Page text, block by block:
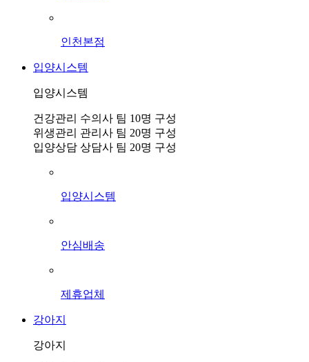
인천본점
입양시스템
입양시스템
건강관리 수의사 팀 10명 구성
위생관리 관리사 팀 20명 구성
입양상담 상담사 팀 20명 구성
입양시스템
안심배송
제휴업체
강아지
강아지